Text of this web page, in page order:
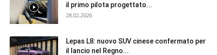
il primo pilota progettato...
28.02.2026
Lepas L8: nuovo SUV cinese confermato per
il lancio nel Regno...